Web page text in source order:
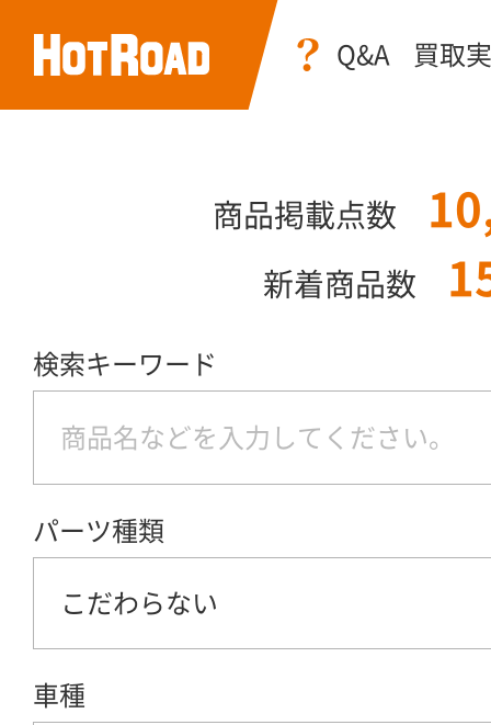
Q&A 買取
商品掲載点数
新着商品数
検索キーワード
パーツ種類
こだわらない
車種